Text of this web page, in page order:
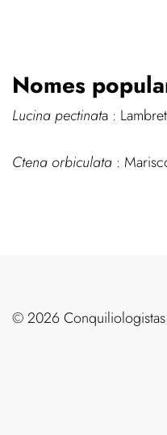
Nomes
Lucina pectinata :
Ctena orbiculata :
©️ 2026